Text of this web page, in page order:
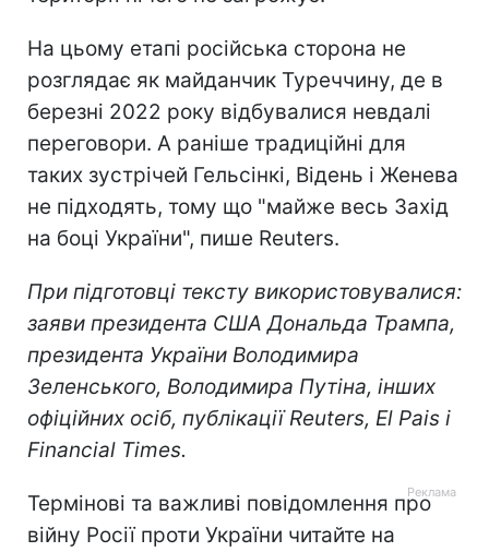
На цьому етапі російська сторона не
розглядає як майданчик Туреччину, де в
березні 2022 року відбувалися невдалі
переговори. А раніше традиційні для
таких зустрічей Гельсінкі, Відень і Женева
не підходять, тому що "майже весь Захід
на боці України", пише Reuters.
При підготовці тексту використовувалися:
заяви президента США Дональда Трампа,
президента України Володимира
Зеленського, Володимира Путіна, інших
офіційних осіб, публікації Reuters, El Pais і
Financial Times.
Термінові та важливі повідомлення про
війну Росії проти України читайте на